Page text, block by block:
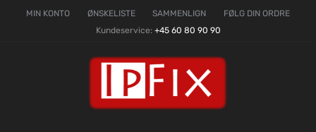
MIN KONTO ØNSKELISTE SAMMENLIGN
FØLG DIN ORDRE
Kundeservice: +45 60 80 90 90